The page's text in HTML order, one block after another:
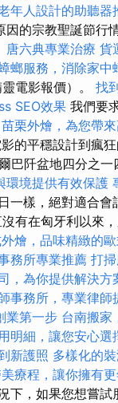
年人設計的助聽器
的宗教聖誕節行
唐六典專業治療 貨
螂服務，消除家中
電影報價）。 找
SEO效果 我們要
苗栗外燴，為您帶
的平穩設計到瘋
巴阡盆地四分之
環境提供有效保護
一樣，絕對適合
有在匈牙利以來
燴，品味精緻的
務所專業推薦 打
，為你提供解決方
事務所，專業律師
業第一步 台南搬家
明細，讓您安心選
新護照 多樣化的
療程，讓你擁有
下，如果您想嘗